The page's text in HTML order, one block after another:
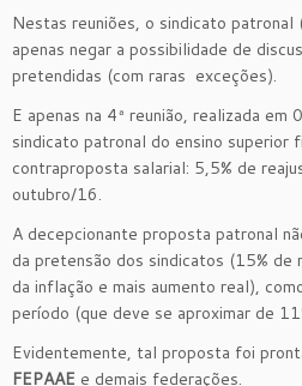
Nestas reuniões, o sindicato patronal
apenas negar a possibilidade de
pretendidas (com raras exceções).
E apenas na 4ª reunião, realizada
sindicato patronal do ensino superior
contraproposta salarial: 5,5% de
outubro/16.
A decepcionante proposta patronal
da pretensão dos sindicatos (15% de
da inflação e mais aumento real),
período (que deve se aproximar de
Evidentemente, tal proposta foi
FEPAAE e demais federações.